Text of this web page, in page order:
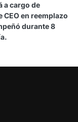
a cargo de
en reemplazo
durante 8